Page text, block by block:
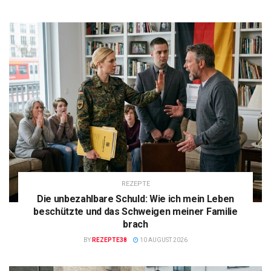
REZEPTE
Die unbezahlbare Schuld: Wie ich mein Leben
beschützte und das Schweigen meiner Familie
brach
BY REZEPTE38 10 AUGUST 2026